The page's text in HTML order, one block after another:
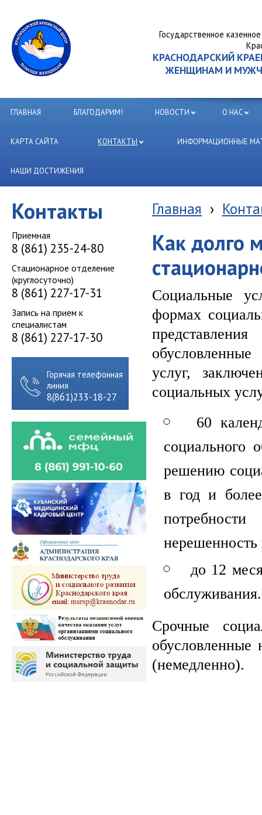
Государственное
КРАСНОДАРСКИЙ
ЖЕНЩИНАМ И
ГЛАВНАЯ БЛАГОДАРИМ! НОВОСТИ О НАС
КАРТА САЙТА КОНТАКТЫ ИНФОРМАЦИОННЫЕ
НАШИ ДОСТИЖЕНИЯ
Контакты
Приемная
8 (861) 235-24-80
Стационарное отделение
(круглосуточно)
8 (861) 227-17-31
Запись на прием к
специалистам
8 (861) 227-17-30
Горячая телефонная
линия
8(861)233-18-27
Главная ›
Как долго
Социальные
формах
услуг,
социальных
60
социального
решению
в год и
нерешенность
до 12
обслуживания.
Срочные
обусловленные
(немедленно).